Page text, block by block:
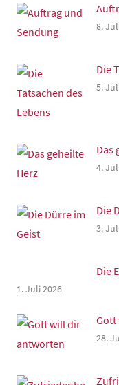
8.
Die
5.
Das
4.
Die
3.
Die
1. Juli 2026
28.